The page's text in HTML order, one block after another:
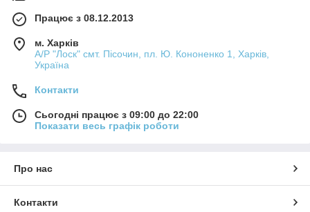
Працює з 08.12.2013
м. Харків
А/Р "Лоск" смт. Пісочин, пл. Ю. Кононенко 1, Харків,
Україна
Контакти
Сьогодні працює з 09:00 до 22:00
Показати весь графік роботи
Про нас
Контакти